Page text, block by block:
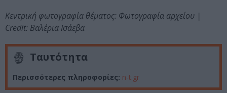
Κεντρική φωτογραφία θέματος: Φωτογραφία αρχείου |
Credit: Βαλέρια Ισάεβα
Ταυτότητα
Περισσότερες πληροφορίες: n-t.gr